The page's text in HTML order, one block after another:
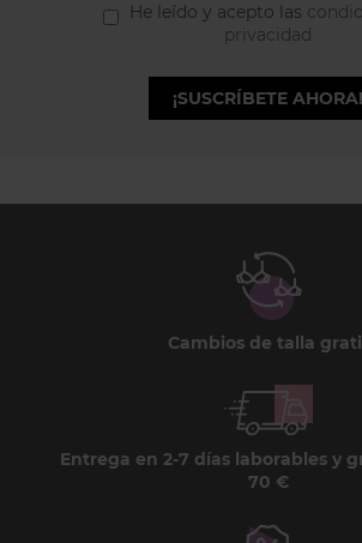
He leído y acepto las
privacidad
¡SUSCRÍBETE AHORA!
Cambios de talla
Entrega en 2-7 días laborables y
70 €